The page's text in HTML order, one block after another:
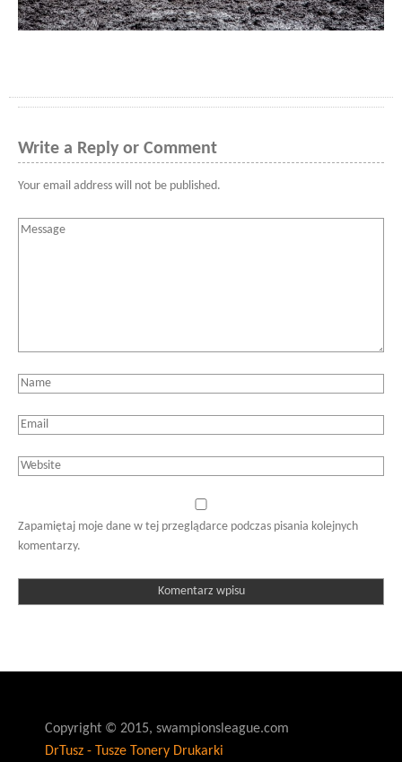
Write a Reply or Comment
Your email address will not be published.
Zapamiętaj moje dane w tej przeglądarce podczas pisania kolejnych
komentarzy.
Copyright © 2015, swampionsleague.com
DrTusz - Tusze Tonery Drukarki